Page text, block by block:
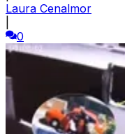
Laura Cenalmor
0